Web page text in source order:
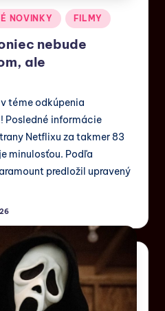
NOVINKY FILMY
nebude
ale
téme odkúpenia
Posledné informácie
Netflixu za takmer 83
minulosťou. Podľa
predložil upravený